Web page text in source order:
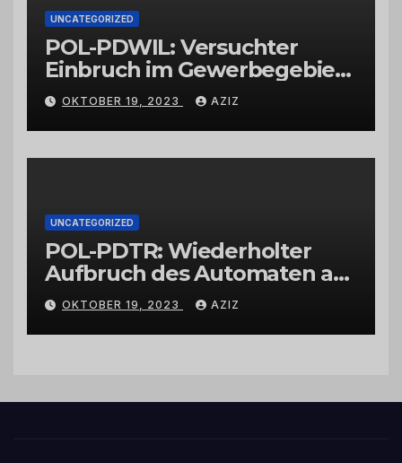
UNCATEGORIZED
POL-PDWIL: Versuchter
Einbruch im Gewerbegebiet
Wittlich
OKTOBER 19, 2023 AZIZ
UNCATEGORIZED
POL-PDTR: Wiederholter
Aufbruch des Automaten am
Wohnmobilstellplatz in
Hermeskeil am Labachweg
OKTOBER 19, 2023 AZIZ